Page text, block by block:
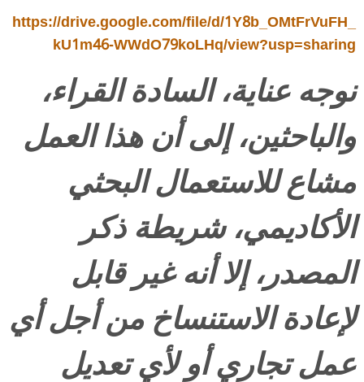
https://drive.google.com/file/d/1Y8b_OMtFrVuFH_
kU1m46-WWdO79koLHq/view?usp=sharing
نوجه عناية، السادة القراء،
والباحثين، إلى أن هذا العمل
مشاع للاستعمال البحثي
الأكاديمي، شريطة ذكر
المصدر، إلا أنه غير قابل
لإعادة الاستنساخ من أجل أي
عمل تجاري أو لأي تعديل